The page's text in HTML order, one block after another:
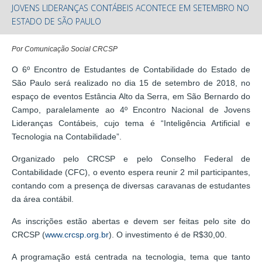
JOVENS LIDERANÇAS CONTÁBEIS ACONTECE EM SETEMBRO NO
ESTADO DE SÃO PAULO
Por Comunicação Social CRCSP
O 6º Encontro de Estudantes de Contabilidade do Estado de
São Paulo será realizado no dia 15 de setembro de 2018, no
espaço de eventos Estância Alto da Serra, em São Bernardo do
Campo, paralelamente ao 4º Encontro Nacional de Jovens
Lideranças Contábeis, cujo tema é “Inteligência Artificial e
Tecnologia na Contabilidade”.
Organizado pelo CRCSP e pelo Conselho Federal de
Contabilidade (CFC), o evento espera reunir 2 mil participantes,
contando com a presença de diversas caravanas de estudantes
da área contábil.
As inscrições estão abertas e devem ser feitas pelo site do
CRCSP (www.crcsp.org.br). O investimento é de R$30,00.
A programação está centrada na tecnologia, tema que tanto